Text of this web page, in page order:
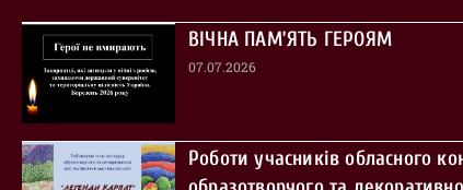
ВІЧНА ПАМ’ЯТЬ ГЕРОЯМ
07.07.2026
Роботи учасників обласного